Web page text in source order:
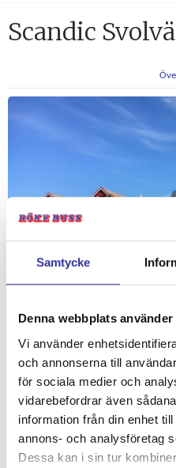
Samtycke
Denna webbplats
Vi använder
och annonserna till
för sociala medier och
vidarebefordrar även
information från din enhet
annons- och analysföretag
Dessa kan i sin tur
Scandic
Image: Scandic Hotel Lofoten Svolvar
Här bor vi mitt i det
har panormautsikt över
Hotellet erbjuder en